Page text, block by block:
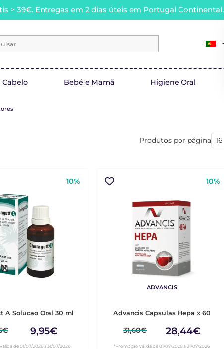
> 39€. Entregas em 2 dias úteis em Portugal Continental.
Cabelo Bebé e Mamã Higiene Oral
Produtos por página
10%
A Solucao Oral 30 ml
9,95€
de 01/07/2026 a 31/07/2026
10%
ADVANCIS
Advancis Capsulas Hepa x 60
31,60€ 28,44€
*Promoção válida de 01/07/2026 a 31/07/2026